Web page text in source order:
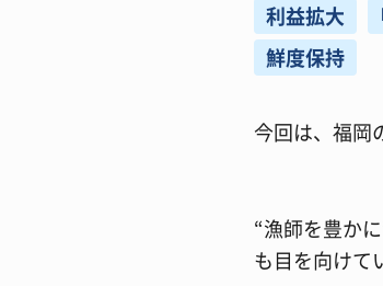
利益拡大
鮮度保持
今回は、福岡
“漁師を豊か
も目を向けて